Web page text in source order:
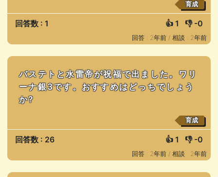
育成
回答数 : 1 👍 1 👎 -0
回答 : 2年前 / 相談 : 2年前
バステトと水雷帝が祝福で出ました。ワリ
ーナ銀3です。おすすめはどっちでしょう
か?
育成
回答数 : 26 👍 1 👎 -0
回答 : 2年前 / 相談 : 2年前